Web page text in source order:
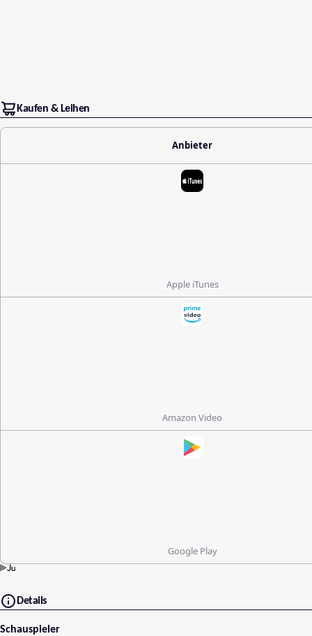
Kaufen & Leihen
Anbieter
Apple iTunes
Amazon Video
Google Play
Details
Schauspieler